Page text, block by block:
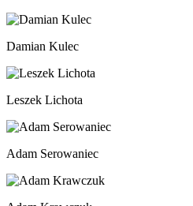
Damian Kulec
Leszek Lichota
Adam Serowaniec